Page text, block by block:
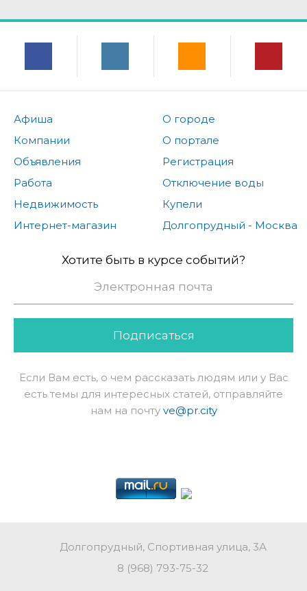
Афиша
Компании
Объявления
Работа
Недвижимость
Интернет-магазин
О городе
О портале
Регистрация
Отключение воды
Купели
Долгопрудный - Москва
Хотите быть в курсе событий?
Подписаться
Если Вам есть, о чем рассказать людям или у Вас
есть темы для интересных статей, отправляйте
нам на почту ve@pr.city
Долгопрудный, Спортивная улица, 3А
8 (968) 793-75-32